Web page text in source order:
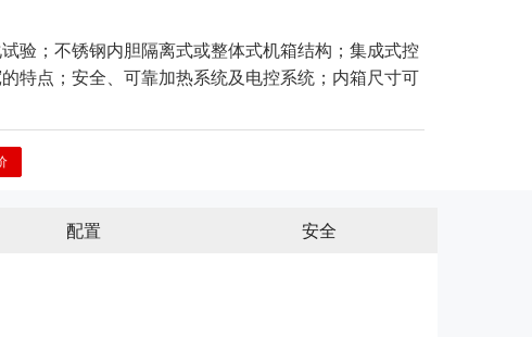
验；不锈钢内胆隔离式或整体式机箱结构；集成式控
特点；安全、可靠加热系统及电控系统；内箱尺寸可
配置 安全